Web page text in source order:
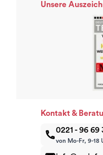
Unsere
Kontakt &
0221 - 96 69
von Mo-Fr, 9-18